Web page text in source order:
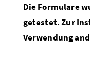
Die Formulare
getestet. Zur
Verwendung